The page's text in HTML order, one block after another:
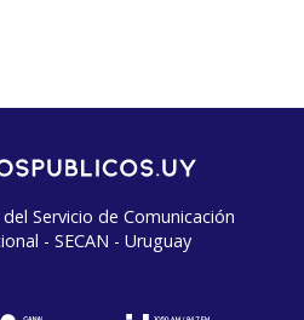
Servicio de Comunicación
- SECAN - Uruguay